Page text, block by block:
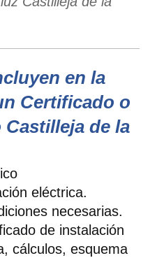
en la
Certificado o
de la
eléctrica.
necesarias.
de instalación
cálculos, esquema